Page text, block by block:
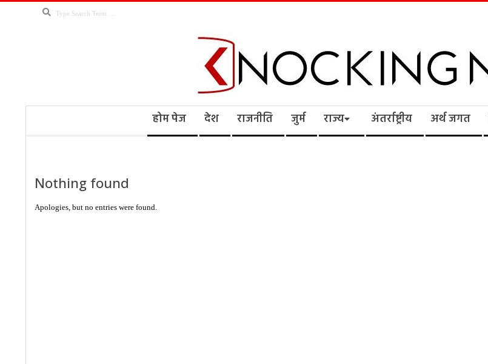
Search
Knocking
होम पेज देश राजनीति जुर्म राज्य अंतर्राष्ट्रीय अर्थ जगत
Nothing found
Apologies, but no entries were found.